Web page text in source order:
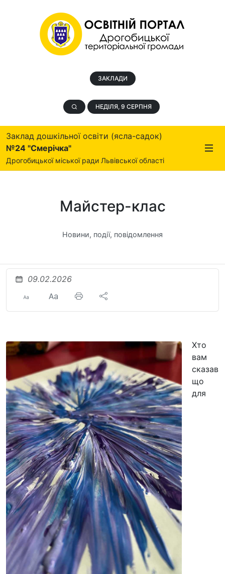
ЗАКЛАДИ
НЕДІЛЯ, 9 СЕРПНЯ
Заклад дошкільної освіти (ясла-садок)
№24 "Смерічка"
Дрогобицької міської ради Львівської області
Майстер-клас
Новини, події, повідомлення
09.02.2026
Хто
вам
сказав
що
для